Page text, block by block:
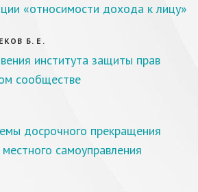
«относимости дохода к лицу»
Б. Е.
инcтитутa зaщиты пpaв
cooбщecтвe
досрочного прекращения
самоуправления